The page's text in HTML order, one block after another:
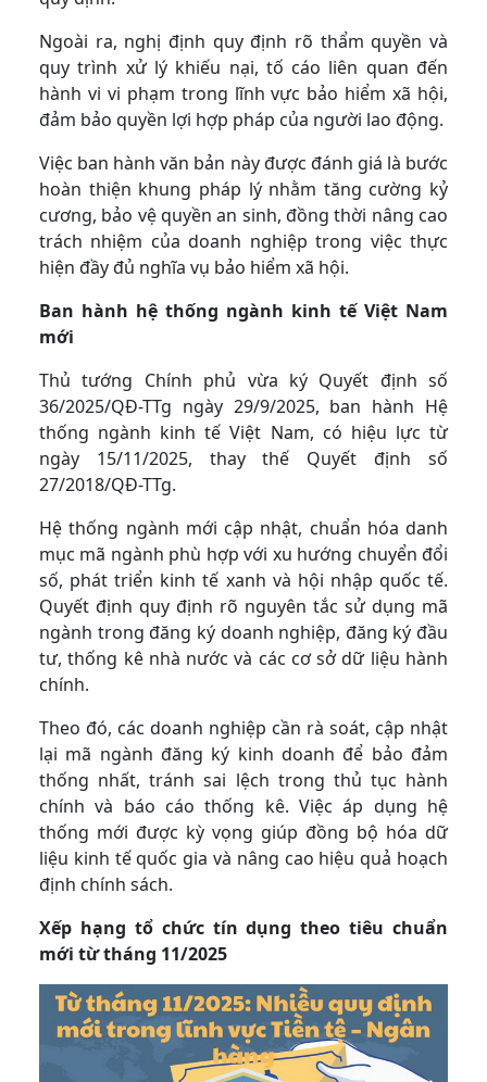
Ngoài ra, nghị định quy định rõ thẩm quyền và
quy trình xử lý khiếu nại, tố cáo liên quan đến
hành vi vi phạm trong lĩnh vực bảo hiểm xã hội,
đảm bảo quyền lợi hợp pháp của người lao động.
Việc ban hành văn bản này được đánh giá là bước
hoàn thiện khung pháp lý nhằm tăng cường kỷ
cương, bảo vệ quyền an sinh, đồng thời nâng cao
trách nhiệm của doanh nghiệp trong việc thực
hiện đầy đủ nghĩa vụ bảo hiểm xã hội.
Ban hành hệ thống ngành kinh tế Việt Nam
mới
Thủ tướng Chính phủ vừa ký Quyết định số
36/2025/QĐ-TTg ngày 29/9/2025, ban hành Hệ
thống ngành kinh tế Việt Nam, có hiệu lực từ
ngày 15/11/2025, thay thế Quyết định số
27/2018/QĐ-TTg.
Hệ thống ngành mới cập nhật, chuẩn hóa danh
mục mã ngành phù hợp với xu hướng chuyển đổi
số, phát triển kinh tế xanh và hội nhập quốc tế.
Quyết định quy định rõ nguyên tắc sử dụng mã
ngành trong đăng ký doanh nghiệp, đăng ký đầu
tư, thống kê nhà nước và các cơ sở dữ liệu hành
chính.
Theo đó, các doanh nghiệp cần rà soát, cập nhật
lại mã ngành đăng ký kinh doanh để bảo đảm
thống nhất, tránh sai lệch trong thủ tục hành
chính và báo cáo thống kê. Việc áp dụng hệ
thống mới được kỳ vọng giúp đồng bộ hóa dữ
liệu kinh tế quốc gia và nâng cao hiệu quả hoạch
định chính sách.
Xếp hạng tổ chức tín dụng theo tiêu chuẩn
mới từ tháng 11/2025